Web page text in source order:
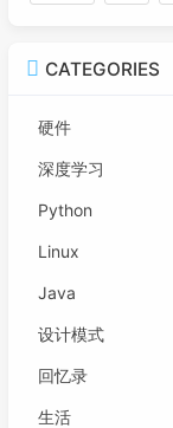
CATEGORIES
硬件
深度学习
Python
Linux
Java
设计模式
回忆录
生活